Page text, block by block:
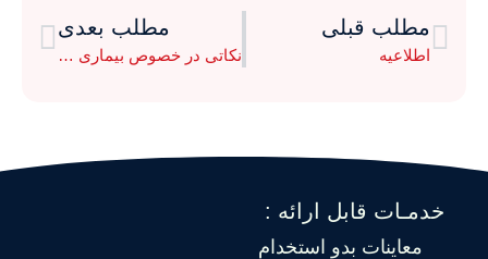
مطلب قبلی
اطلاعیه
مطلب بعدی
نکاتی در خصوص بیماری پسوریازیس
خدمـات قابل ارائه :
معاینات بدو استخدام